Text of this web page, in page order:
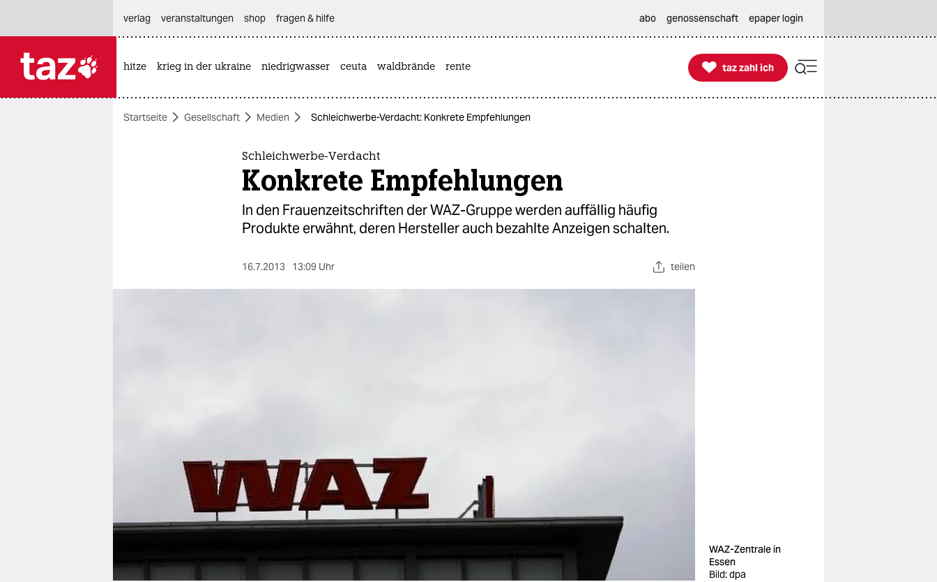
themen
veranstaltungen
verlag
veranstaltungen shop fragen & hilfe abo genossenschaft epaper login
hitze krieg in der ukraine niedrigwasser ceuta waldbrände rente 
taz zahl ich
taz zahl ich
Startseite Gesellschaft Medien Schleichwerbe-Verdacht: Konkrete Empfehlungen
Schleichwerbe-Verdacht
Konkrete Empfehlungen
In den Frauenzeitschriften der WAZ-Gruppe werden auffällig häufig
Produkte erwähnt, deren Hersteller auch bezahlte Anzeigen schalten.
16.7.2013 13:09 Uhr teilen
WAZ-Zentrale in
Essen
Bild: dpa